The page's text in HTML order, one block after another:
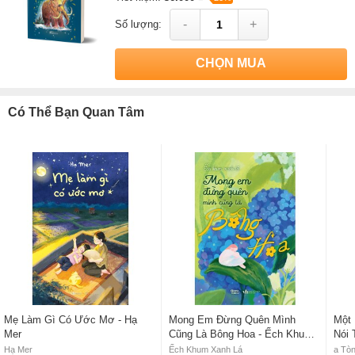
Số lượng: - +
CHỌN MUA
Có Thể Bạn Quan Tâm
Mẹ Làm Gì Có Ước Mơ - Hạ
Mer
Hạ Mer
Mong Em Đừng Quên Mình
Cũng Là Bông Hoa - Ếch Khum
Xanh Lá
Ếch Khum Xanh Lá
Một
Nói
a Tòn